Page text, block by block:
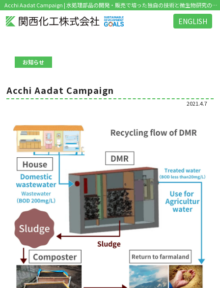
Acchi Aadat Campaign | 水処理部品の開発・販売で培った独自の技術と微生物研究のノウハウを活かした環境関連ビジネス を展開
ENGLISH
お知らせ
Acchi Aadat Campaign
2021.4.7